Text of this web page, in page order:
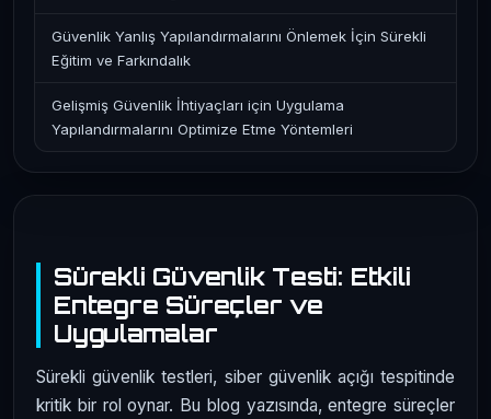
Sürekli Güvenlik Testi: Etkili
Entegre Süreçler ve
Uygulamalar
Sürekli güvenlik testleri, siber güvenlik açığı tespitinde
kritik bir rol oynar. Bu blog yazısında, entegre süreçler
Güvenlik Yanlış Yapılandırmalarını Önlemek İçin Sürekli
Eğitim ve Farkındalık
Gelişmiş Güvenlik İhtiyaçları için Uygulama
Yapılandırmalarını Optimize Etme Yöntemleri